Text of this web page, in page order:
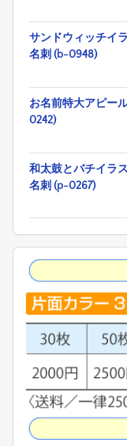
サンドウィッチイ
名刺 (b-0948)
お名前特大アピー
0242)
和太鼓とバチイラ
名刺 (p-0267)